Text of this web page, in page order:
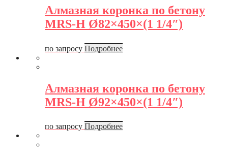
Алмазная коронка по бетону
MRS-H Ø82×450×(1 1/4″)
по запросу Подробнее
Алмазная коронка по бетону
MRS-H Ø92×450×(1 1/4″)
по запросу Подробнее